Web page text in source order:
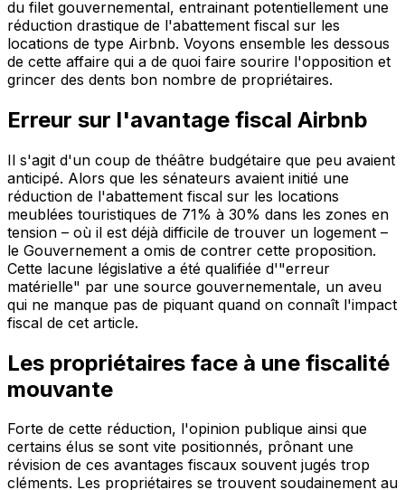
du filet gouvernemental, entrainant potentiellement une
réduction drastique de l'abattement fiscal sur les
locations de type Airbnb. Voyons ensemble les dessous
de cette affaire qui a de quoi faire sourire l'opposition et
grincer des dents bon nombre de propriétaires.
Erreur sur l'avantage fiscal Airbnb
Il s'agit d'un coup de théâtre budgétaire que peu avaient
anticipé. Alors que les sénateurs avaient initié une
réduction de l'abattement fiscal sur les locations
meublées touristiques de 71% à 30% dans les zones en
tension – où il est déjà difficile de trouver un logement –
le Gouvernement a omis de contrer cette proposition.
Cette lacune législative a été qualifiée d'"erreur
matérielle" par une source gouvernementale, un aveu
qui ne manque pas de piquant quand on connaît l'impact
fiscal de cet article.
Les propriétaires face à une fiscalité
mouvante
Forte de cette réduction, l'opinion publique ainsi que
certains élus se sont vite positionnés, prônant une
révision de ces avantages fiscaux souvent jugés trop
cléments. Les propriétaires se trouvent soudainement au